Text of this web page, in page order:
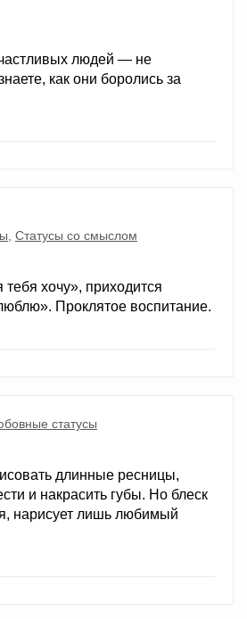
людей — не
как они боролись за
Статусы со смыслом
хочу», приходится
Проклятое воспитание.
статусы
длинные ресницы,
и накрасить губы. Но блеск
нарисует лишь любимый